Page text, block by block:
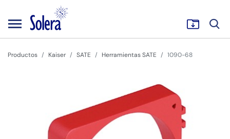
Productos Kaiser SATE Herramientas SATE 1090-68